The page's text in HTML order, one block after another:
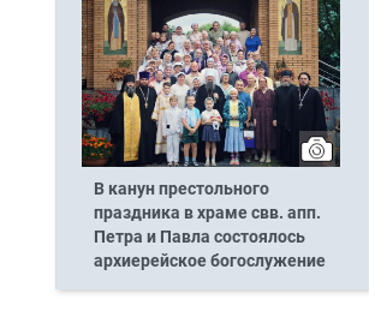
В канун престольного
праздника в храме свв. апп.
Петра и Павла состоялось
архиерейское богослужение